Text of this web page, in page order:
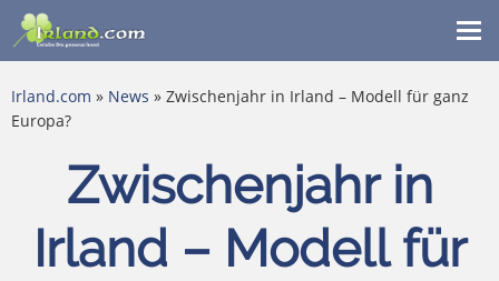
Irland.com » News » Zwischenjahr in Irland – Modell für ganz
Europa?
Zwischenjahr in
Irland – Modell für